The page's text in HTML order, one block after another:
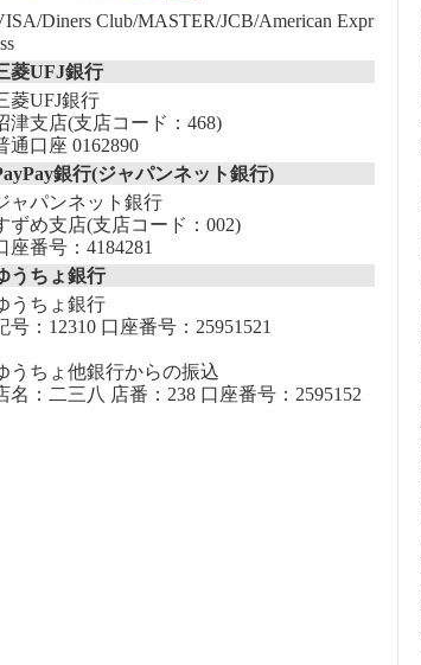
Diners Club/MASTER/JCB/American Expr
菱UFJ銀行
菱UFJ銀行
津支店(支店コード：468)
通口座 0162890
銀行(ジャパンネット銀行)
ャパンネット銀行
ずめ支店(支店コード：002)
座番号：4184281
うちょ銀行
うちょ銀行
号：12310 口座番号：25951521
うちょ他銀行からの振込
名：二三八 店番：238 口座番号：2595152